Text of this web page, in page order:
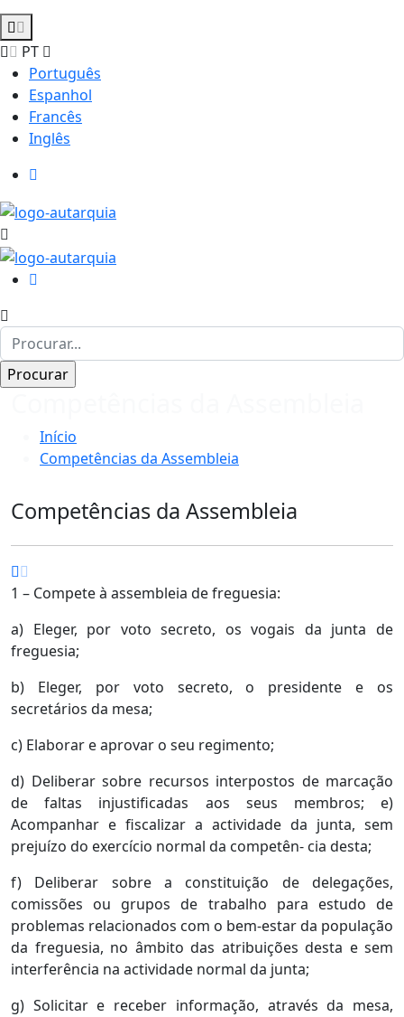
PT
Português
Espanhol
Francês
Inglês
Início
Competências da Assembleia
Competências da Assembleia
1 – Compete à assembleia de freguesia:
a) Eleger, por voto secreto, os vogais da junta de
freguesia;
b) Eleger, por voto secreto, o presidente e os
secretários da mesa;
c) Elaborar e aprovar o seu regimento;
d) Deliberar sobre recursos interpostos de marcação
de faltas injustificadas aos seus membros; e)
Acompanhar e fiscalizar a actividade da junta, sem
prejuízo do exercício normal da competên- cia desta;
f) Deliberar sobre a constituição de delegações,
comissões ou grupos de trabalho para estudo de
problemas relacionados com o bem-estar da população
da freguesia, no âmbito das atribuições desta e sem
interferência na actividade normal da junta;
g) Solicitar e receber informação, através da mesa,